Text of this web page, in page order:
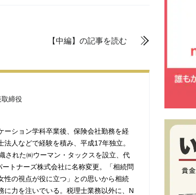
【中編】の記事を読む
締役
ーション学科卒業後、保険会社勤務を経
人などで経験を積み、平成17年独立。
された㈱ウーマン・タックスを設立、代
トナーズ株式会社に名称変更。「相続問
性の視点が役に立つ」との思いから相続
に力を注いでいる。税理士業務以外に、N